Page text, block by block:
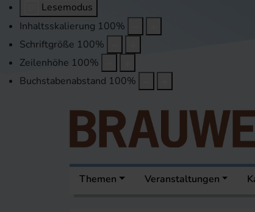
Lesemodus
Inhaltsskalierung 100%
Schriftgröße 100%
Zeilenhöhe 100%
Buchstabenabstand 100%
Themen Veranstaltungen